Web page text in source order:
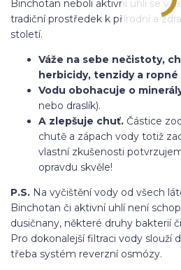
Binchotan neboli aktivní uhlí se v
tradiční prostředek k přírodní a
století.
Váže na sebe nečistoty,
herbicidy, tenzidy a ropné
Vodu obohacuje o
nebo draslík).
A zlepšuje chuť. Částice
chutě a zápach vody totiž
vlastní zkušenosti
opravdu skvěle!
P.S. Na vyčištění vody od všech
Binchotan či aktivní uhlí není
dusičnany, některé druhy bakterií
Pro dokonalejší filtraci vody slouží
třeba systém reverzní osmózy.